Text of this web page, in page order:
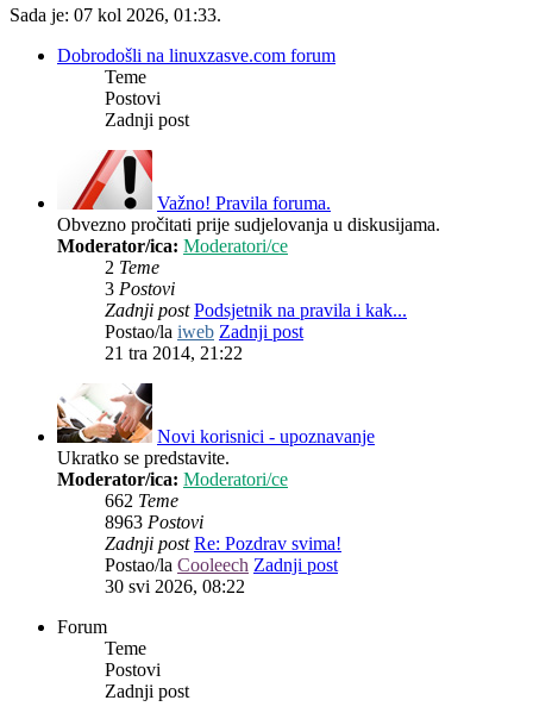
Sada je: 07 kol 2026, 01:33.
Dobrodošli na linuxzasve.com forum
Teme
Postovi
Zadnji post
Važno! Pravila foruma.
Obvezno pročitati prije sudjelovanja u diskusijama.
Moderator/ica: Moderatori/ce
2 Teme
3 Postovi
Zadnji post Podsjetnik na pravila i kak...
Postao/la iweb Zadnji post
21 tra 2014, 21:22
Novi korisnici - upoznavanje
Ukratko se predstavite.
Moderator/ica: Moderatori/ce
662 Teme
8963 Postovi
Zadnji post Re: Pozdrav svima!
Postao/la Cooleech Zadnji post
30 svi 2026, 08:22
Forum
Teme
Postovi
Zadnji post